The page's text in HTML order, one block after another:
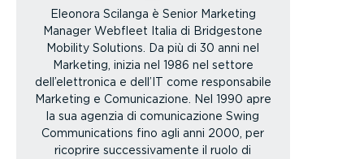
Eleonora Scilanga è Senior Marketing
Manager Webfleet Italia di Bridgestone
Mobility Solutions. Da più di 30 anni nel
Marketing, inizia nel 1986 nel settore
dell’elettronica e dell’IT come responsabile
Marketing e Comunicazione. Nel 1990 apre
la sua agenzia di comunicazione Swing
Communications fino agli anni 2000, per
ricoprire successivamente il ruolo di